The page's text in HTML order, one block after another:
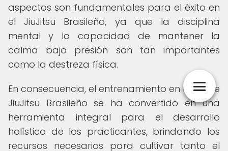
aspectos son fundamentales para el éxito en
el JiuJitsu Brasileño, ya que la disciplina
mental y la capacidad de mantener la
calma bajo presión son tan importantes
como la destreza física.
En consecuencia, el entrenamiento en línea de
JiuJitsu Brasileño se ha convertido en una
herramienta integral para el desarrollo
holístico de los practicantes, brindando los
recursos necesarios para cultivar tanto el